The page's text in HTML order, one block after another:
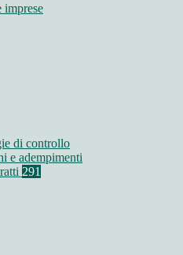
di controllo
e adempimenti
291